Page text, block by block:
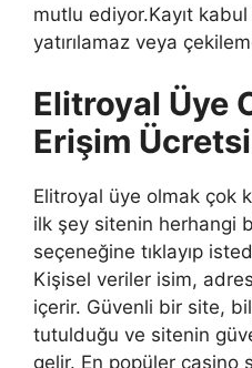
mutlu ediyor.Kayıt
yatırılamaz veya
Elitroyal Üye
Erişim
Elitroyal üye olmak çok
ilk şey sitenin herhangi
seçeneğine tıklayıp
Kişisel veriler isim,
içerir. Güvenli bir site,
tutulduğu ve sitenin
gelir. En popüler casino